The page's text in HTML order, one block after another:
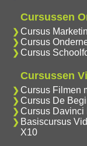
Cursussen
Cursus
Cursus
Cursus
Cursussen
Cursus Filmen
Cursus De
Cursus Davinci
Basiscursus
X10